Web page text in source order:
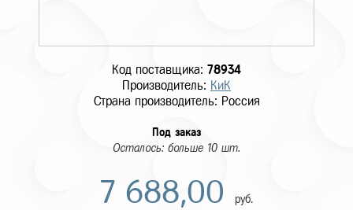
Код поставщика: 78934
Производитель: КиК
Страна производитель: Россия
Под заказ
Осталось: больше 10 шт.
7 688,00 руб.